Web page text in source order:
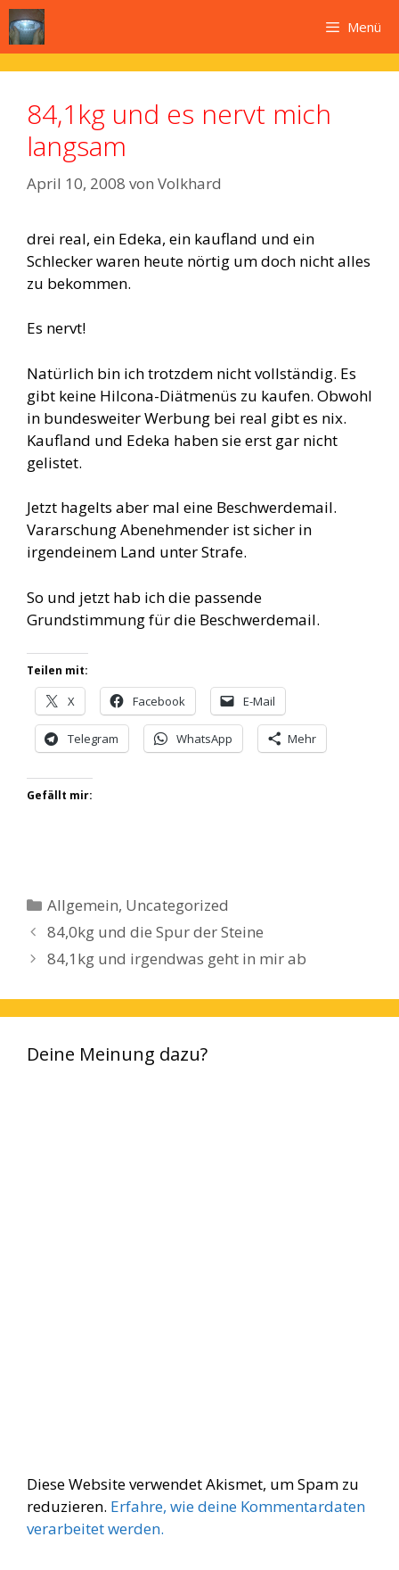
Zum
Inhalt
springen
Menü
84,1kg und es nervt mich
langsam
April 10, 2008 von Volkhard
drei real, ein Edeka, ein kaufland und ein
Schlecker waren heute nörtig um doch nicht alles
zu bekommen.
Es nervt!
Natürlich bin ich trotzdem nicht vollständig. Es
gibt keine Hilcona-Diätmenüs zu kaufen. Obwohl
in bundesweiter Werbung bei real gibt es nix.
Kaufland und Edeka haben sie erst gar nicht
gelistet.
Jetzt hagelts aber mal eine Beschwerdemail.
Vararschung Abenehmender ist sicher in
irgendeinem Land unter Strafe.
So und jetzt hab ich die passende
Grundstimmung für die Beschwerdemail.
Teilen mit:
X Facebook E-Mail
Telegram WhatsApp Mehr
Gefällt mir:
Kategorien
Allgemein, Uncategorized
84,0kg und die Spur der Steine
84,1kg und irgendwas geht in mir ab
Deine Meinung dazu?
Diese Website verwendet Akismet, um Spam zu
reduzieren. Erfahre, wie deine Kommentardaten
verarbeitet werden.